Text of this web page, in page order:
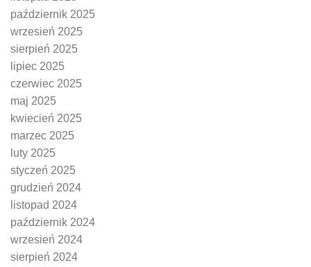
październik 2025
wrzesień 2025
sierpień 2025
lipiec 2025
czerwiec 2025
maj 2025
kwiecień 2025
marzec 2025
luty 2025
styczeń 2025
grudzień 2024
listopad 2024
październik 2024
wrzesień 2024
sierpień 2024